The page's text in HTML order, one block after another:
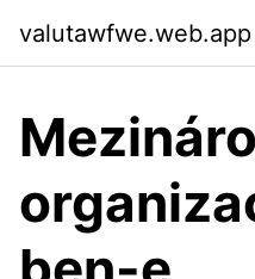
valutawfwe.web.app